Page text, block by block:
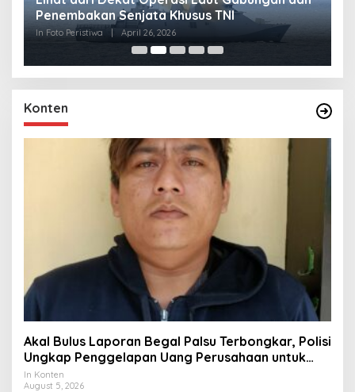
Penembakan Senjata Khusus TNI
In Foto Peristiwa April 26, 2026
Konten
Akal Bulus Laporan Begal Palsu Terbongkar, Polisi
Ungkap Penggelapan Uang Perusahaan untuk
Crypto
In Konten
August 5, 2026